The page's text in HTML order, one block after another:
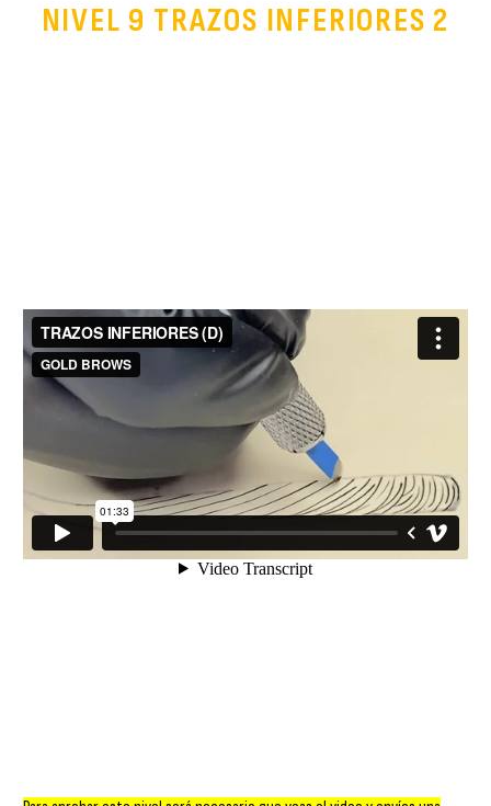
NIVEL 9 TRAZOS INFERIORES 2